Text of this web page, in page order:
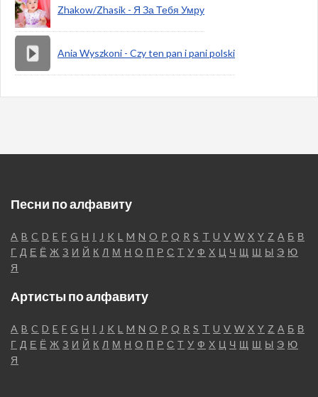
Zhakow/Zhasik - Я За Тебя Умру
Ania Wyszkoni - Czy ten pan i pani polski
Песни по алфавиту
A B C D E F G H I J K L M N O P Q R S T U V W X Y Z А Б В
Г Д Е Ё Ж З И Й К Л М Н О П Р С Т У Ф Х Ц Ч Щ Ш Ы Э Ю
Я
Артисты по алфавиту
A B C D E F G H I J K L M N O P Q R S T U V W X Y Z А Б В
Г Д Е Ё Ж З И Й К Л М Н О П Р С Т У Ф Х Ц Ч Щ Ш Ы Э Ю
Я